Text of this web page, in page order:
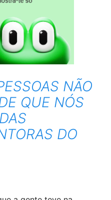
NÃO
QUE NÓS
DO